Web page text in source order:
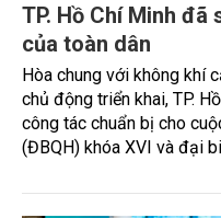
TP. Hồ Chí Minh đã
của toàn dân
Hòa chung với không khí
chủ động triển khai, TP.
công tác chuẩn bị cho
(ĐBQH) khóa XVI và đại